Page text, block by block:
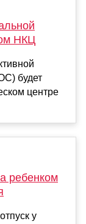
НКЦ
будет
центре
ребенком
у